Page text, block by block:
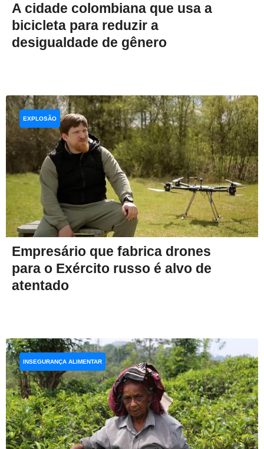
A cidade colombiana que usa a
bicicleta para reduzir a
desigualdade de gênero
Empresário que fabrica drones
para o Exército russo é alvo de
atentado
EXPLOSÃO
INSEGURANÇA ALIMENTAR